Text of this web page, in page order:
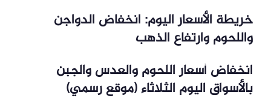
خريطة الأسعار اليوم: انخفاض الدواجن
واللحوم وارتفاع الذهب
انخفاض أسعار اللحوم والعدس والجبن
بالأسواق اليوم الثلاثاء (موقع رسمي)